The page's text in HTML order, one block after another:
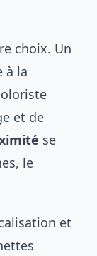
choix. Un
à la
et de
se
le
et